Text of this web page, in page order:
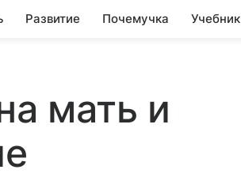
Развитие Почемучка Учебник
мать и